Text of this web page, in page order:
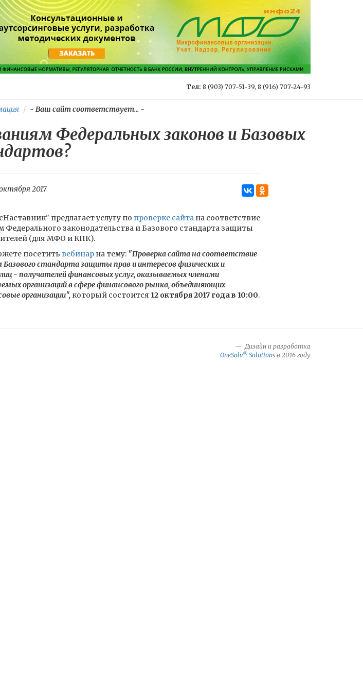
Тел: 8 (903) 707-51-39, 8 (916) 707-24-93
- Ваш сайт соответствует... -
Федеральных законов и Базовых
2017
предлагает услугу по проверке сайтана соответствие
Федерального законодательства и Базового стандарта защиты
(для МФО и КПК).
посетить вебинарна тему: "Проверка сайта на соответствие
стандарта защиты прав и интересов физических и
- получателей финансовых услуг, оказываемых членами
организаций в сфере финансового рынка, объединяющих
организации",который состоится 12 октября 2017 года в 10:00.
Дизайн и разработка
OneSolv® Solutions в 2016 году